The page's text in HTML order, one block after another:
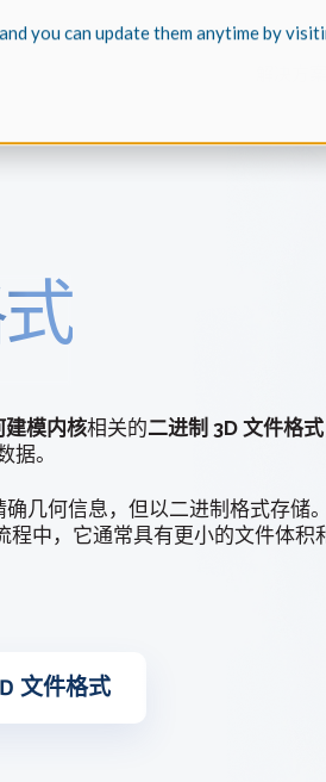
you can update them anytime by
模内核相关的二进制 3D 文件格式
据。
几何信息，但以二进制格式存储。
程中，它通常具有更小的文件体积
文件格式